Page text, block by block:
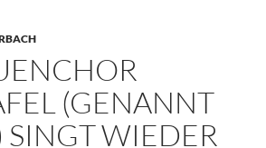
(GENANNT
WIEDER